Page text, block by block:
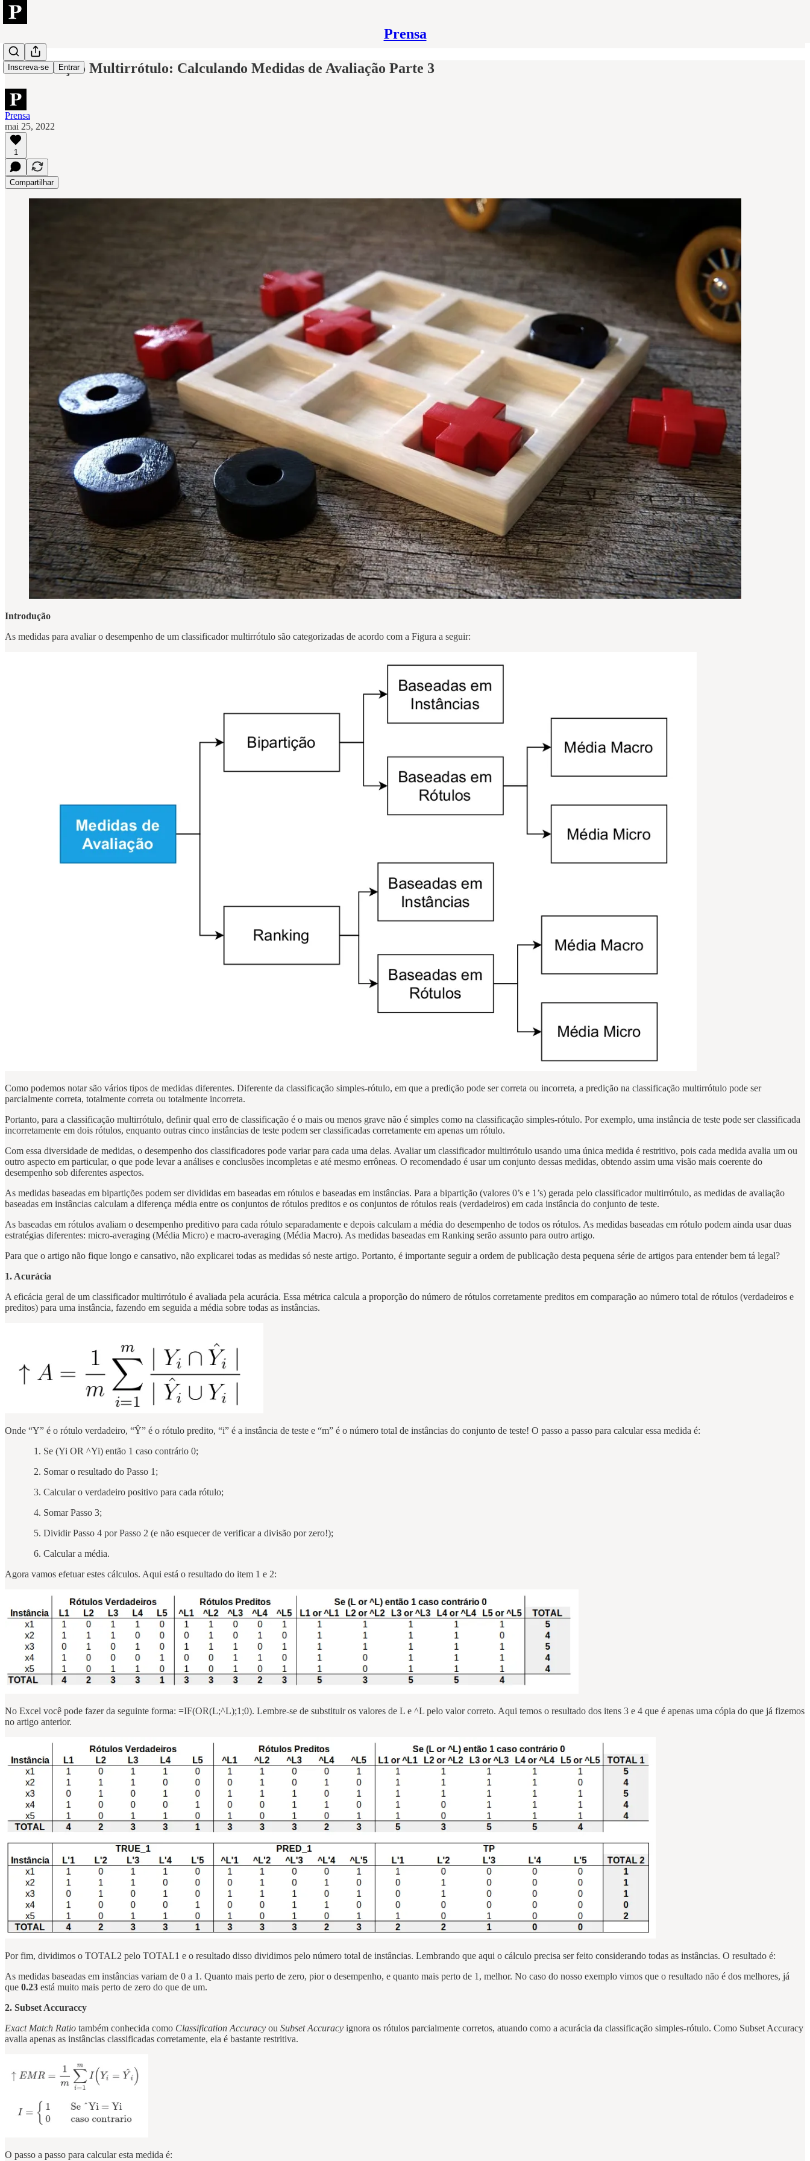
Prensa
Inscreva-se Entrar
Classificação Multirrótulo: Calculando Medidas de Avaliação Parte 3
Prensa
mai 25, 2022
1
Compartilhar
Introdução
As medidas para avaliar o desempenho de um classificador multirrótulo são categorizadas de acordo com a Figura a seguir:
Como podemos notar são vários tipos de medidas diferentes. Diferente da classificação simples-rótulo, em que a predição pode ser correta ou incorreta, a predição na classificação multirrótulo pode ser
parcialmente correta, totalmente correta ou totalmente incorreta.
Portanto, para a classificação multirrótulo, definir qual erro de classificação é o mais ou menos grave não é simples como na classificação simples-rótulo. Por exemplo, uma instância de teste pode ser classificada
incorretamente em dois rótulos, enquanto outras cinco instâncias de teste podem ser classificadas corretamente em apenas um rótulo.
Com essa diversidade de medidas, o desempenho dos classificadores pode variar para cada uma delas. Avaliar um classificador multirrótulo usando uma única medida é restritivo, pois cada medida avalia um ou
outro aspecto em particular, o que pode levar a análises e conclusões incompletas e até mesmo errôneas. O recomendado é usar um conjunto dessas medidas, obtendo assim uma visão mais coerente do
desempenho sob diferentes aspectos.
As medidas baseadas em bipartições podem ser divididas em baseadas em rótulos e baseadas em instâncias. Para a bipartição (valores 0’s e 1’s) gerada pelo classificador multirrótulo, as medidas de avaliação
baseadas em instâncias calculam a diferença média entre os conjuntos de rótulos preditos e os conjuntos de rótulos reais (verdadeiros) em cada instância do conjunto de teste.
As baseadas em rótulos avaliam o desempenho preditivo para cada rótulo separadamente e depois calculam a média do desempenho de todos os rótulos. As medidas baseadas em rótulo podem ainda usar duas
estratégias diferentes: micro-averaging (Média Micro) e macro-averaging (Média Macro). As medidas baseadas em Ranking serão assunto para outro artigo.
Para que o artigo não fique longo e cansativo, não explicarei todas as medidas só neste artigo. Portanto, é importante seguir a ordem de publicação desta pequena série de artigos para entender bem tá legal?
1. Acurácia
A eficácia geral de um classificador multirrótulo é avaliada pela acurácia. Essa métrica calcula a proporção do número de rótulos corretamente preditos em comparação ao número total de rótulos (verdadeiros e
preditos) para uma instância, fazendo em seguida a média sobre todas as instâncias.
Onde “Y” é o rótulo verdadeiro, “Ŷ” é o rótulo predito, “i” é a instância de teste e “m” é o número total de instâncias do conjunto de teste! O passo a passo para calcular essa medida é:
1. Se (Yi OR ^Yi) então 1 caso contrário 0;
2. Somar o resultado do Passo 1;
3. Calcular o verdadeiro positivo para cada rótulo;
4. Somar Passo 3;
5. Dividir Passo 4 por Passo 2 (e não esquecer de verificar a divisão por zero!);
6. Calcular a média.
Agora vamos efetuar estes cálculos. Aqui está o resultado do item 1 e 2:
No Excel você pode fazer da seguinte forma: =IF(OR(L;^L);1;0). Lembre-se de substituir os valores de L e ^L pelo valor correto. Aqui temos o resultado dos itens 3 e 4 que é apenas uma cópia do que já fizemos
no artigo anterior.
Por fim, dividimos o TOTAL2 pelo TOTAL1 e o resultado disso dividimos pelo número total de instâncias. Lembrando que aqui o cálculo precisa ser feito considerando todas as instâncias. O resultado é:
As medidas baseadas em instâncias variam de 0 a 1. Quanto mais perto de zero, pior o desempenho, e quanto mais perto de 1, melhor. No caso do nosso exemplo vimos que o resultado não é dos melhores, já
que 0.23 está muito mais perto de zero do que de um.
2. Subset Accuraccy
Exact Match Ratio também conhecida como Classification Accuracy ou Subset Accuracy ignora os rótulos parcialmente corretos, atuando como a acurácia da classificação simples-rótulo. Como Subset Accuracy
avalia apenas as instâncias classificadas corretamente, ela é bastante restritiva.
O passo a passo para calcular esta medida é: